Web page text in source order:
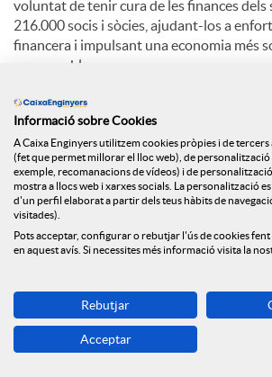
voluntat de tenir cura de les finances dels
216.000 socis i sòcies, ajudant-los a
financera i impulsant una economia més
responsable.
C
o
m
p
Notícies
Caixa Enginyers segueix obrint
Reus
Informació sobre Cookies
A Caixa Enginyers utilitzem cookies pròpies i de
(fet que permet millorar el lloc web), de
exemple, recomanacions de vídeos) i de
mostra a llocs web i xarxes socials. La personalització
d'un perfil elaborat a partir dels teus hàbits de
visitades).
Pots acceptar, configurar o rebutjar l'ús de cookies
en aquest avís. Si necessites més informació visita la
Rebutjar
Acceptar